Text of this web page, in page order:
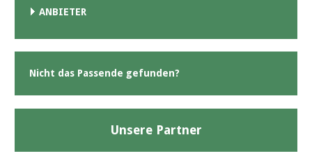
ANBIETER
Nicht das Passende gefunden?
Unsere Partner